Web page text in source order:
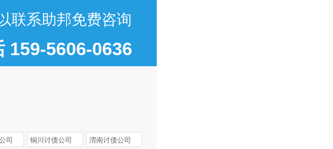
联系助邦免费咨询
159-5606-0636
司 铜川讨债公司 渭南讨债公司